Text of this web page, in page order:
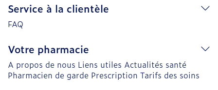
Service à la clientèle
FAQ
Votre pharmacie
A propos de nous Liens utiles Actualités santé
Pharmacien de garde Prescription Tarifs des soins